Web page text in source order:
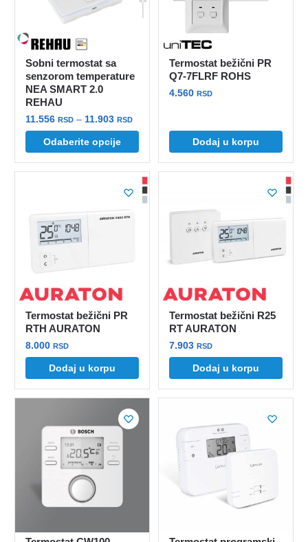
izabrane
na
biti
izabrane
na
proizvoda.
Sobni termostat sa
senzorom temperature
NEA SMART 2.0
REHAU
11.556RSD – 11.903RSDRaspon
cena:
od
11.556 rsd
do
11.903 rsd
Odaberite opcije
Ovaj
ima
Opcije
mogu
izabrane
na
proizvoda.
Termostat bežični PR
Q7-7FLRF ROHS
4.560RSD
Dodaj u korpu
Termostat bežični PR
RTH AURATON
8.000RSD
Dodaj u korpu
Termostat bežični R25
RT AURATON
7.903RSD
Dodaj u korpu